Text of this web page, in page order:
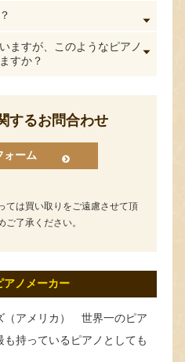
ますが、このようなピアノ
すか？
するお問合わせ
ォーム
ては買い取りをご遠慮させて頂
ご了承ください。
アノメーカー
（アメリカ） 世界一のピア
も持っているピアノとしても